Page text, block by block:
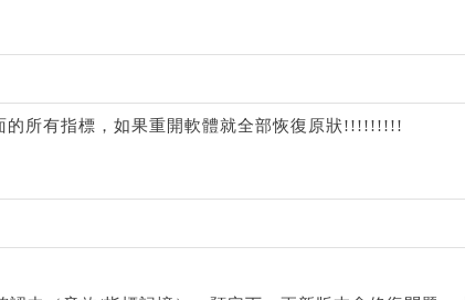
的所有指標，如果重開軟體就全部恢復原狀!!!!!!!!!